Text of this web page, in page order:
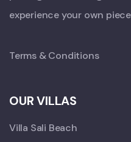
experience your own
Terms & Conditions
OUR VILLAS
Villa Sali Beach